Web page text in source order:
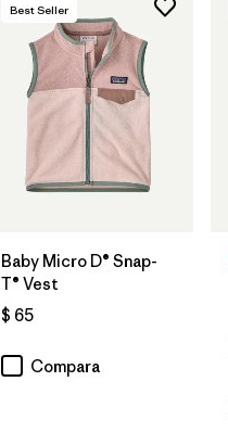
Best Seller
Baby Micro D® Snap-
T® Vest
$ 65
Compara